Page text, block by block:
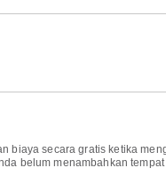
secara gratis ketika
belum menambahkan